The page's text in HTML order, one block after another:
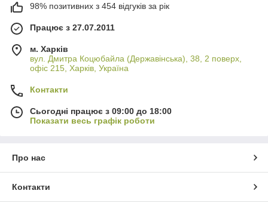
98% позитивних з 454 відгуків за рік
Працює з 27.07.2011
м. Харків
вул. Дмитра Коцюбайла (Державінська), 38, 2 поверх,
офіс 215, Харків, Україна
Контакти
Сьогодні працює з 09:00 до 18:00
Показати весь графік роботи
Про нас
Контакти